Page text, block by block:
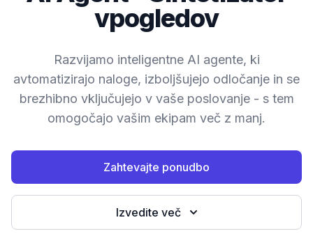
vpogledov
Razvijamo inteligentne AI agente, ki
avtomatizirajo naloge, izboljšujejo odločanje in se
brezhibno vključujejo v vaše poslovanje - s tem
omogočajo vašim ekipam več z manj.
Zahtevajte ponudbo
Izvedite več